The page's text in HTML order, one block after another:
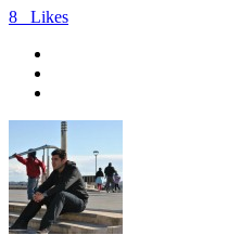
8 Likes